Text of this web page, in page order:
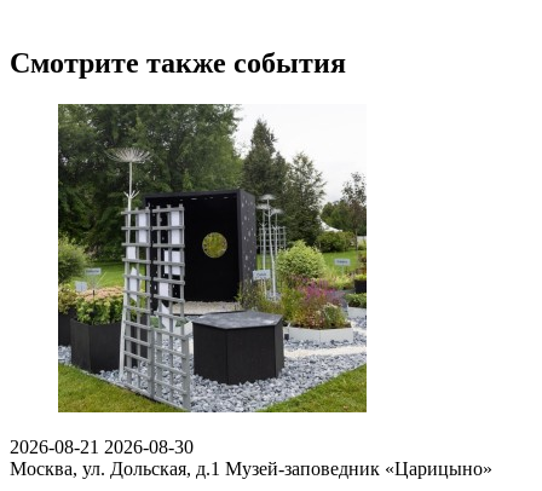
Смотрите также события
2026-08-21 2026-08-30
Москва, ул. Дольская, д.1 Музей-заповедник «Царицыно»